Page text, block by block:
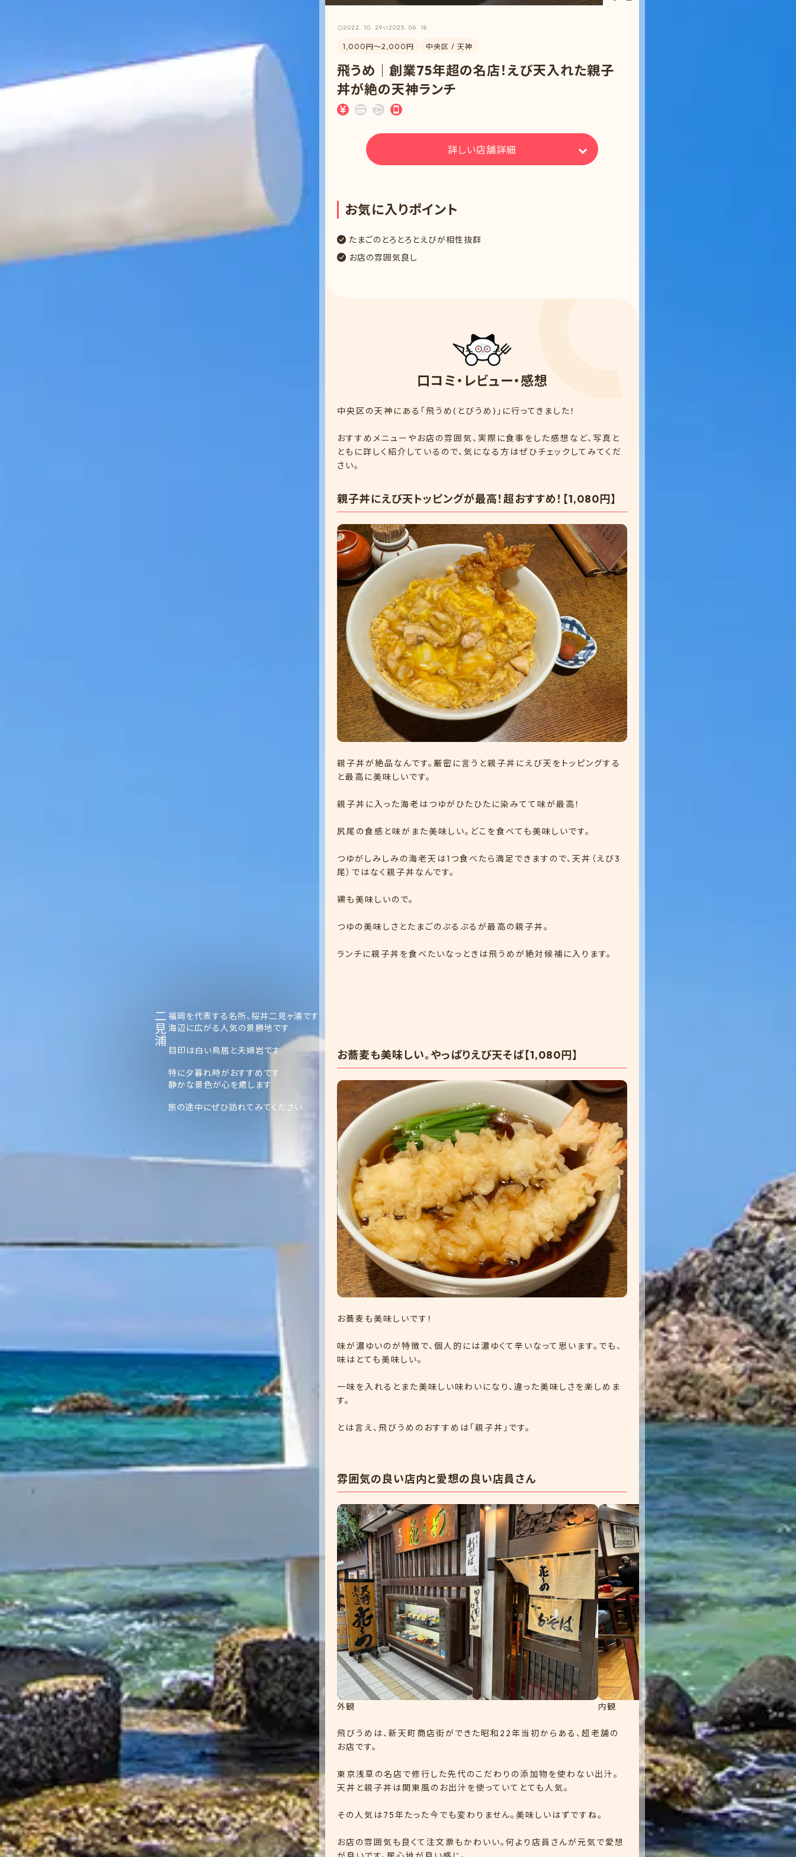
二見浦福岡を代表する名所、桜井二見ヶ浦です
海辺に広がる人気の景勝地です
目印は白い鳥居と夫婦岩です
特に夕暮れ時がおすすめです
静かな景色が心を癒します
旅の途中にぜひ訪れてみてください
2022. 10. 29 2025. 06. 18
1,000円〜2,000円 中央区 / 天神
飛うめ｜創業75年超の名店！えび天入れた親子
丼が絶の天神ランチ
詳しい店舗詳細
お気に入りポイント
たまごのとろとろとえびが相性抜群
お店の雰囲気良し
口コ ミ ・ レビュー・感想
中央区の天神にある「飛うめ(とびうめ)」に行ってきました！
おすすめメニューやお店の雰囲気、実際に食事をした感想など、写真と
ともに詳しく紹介しているので、気になる方はぜひチェックしてみてくだ
さい。
親子丼にえび天トッピングが最高！超おすすめ！【1,080円】
親子丼が絶品なんです。厳密に言うと親子丼にえび天をトッピングする
と最高に美味しいです。
親子丼に入った海老はつゆがひたひたに染みてて味が最高！
尻尾の食感と味がまた美味しい。どこを食べても美味しいです。
つゆがしみしみの海老天は1つ食べたら満足できますので、天丼（えび3
尾）ではなく親子丼なんです。
鶏も美味しいので。
つゆの美味しさとたまごのぷるぷるが最高の親子丼。
ランチに親子丼を食べたいなっときは飛うめが絶対候補に入ります。
お蕎麦も美味しい。やっぱりえび天そば【1,080円】
お蕎麦も美味しいです！
味が濃ゆいのが特徴で、個人的には濃ゆくて辛いなって思います。でも、
味はとても美味しい。
一味を入れるとまた美味しい味わいになり、違った美味しさを楽しめま
す。
とは言え、飛びうめのおすすめは「親子丼」です。
雰囲気の良い店内と愛想の良い店員さん
外観 内観
飛びうめは、新天町商店街ができた昭和22年当初からある、超老舗の
お店です。
東京浅草の名店で修行した先代のこだわりの添加物を使わない出汁。
天丼と親子丼は関東風のお出汁を使っていてとても人気。
その人気は75年たった今でも変わりません。美味しいはずですね。
お店の雰囲気も良くて注文票もかわいい。何より店員さんが元気で愛想